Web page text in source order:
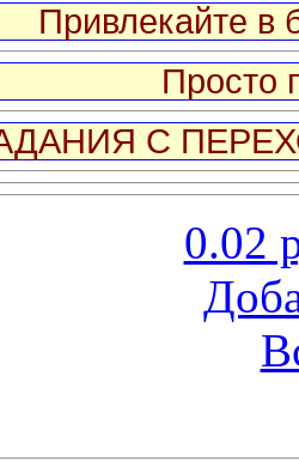
Привлекайте в
Просто
С
0.02